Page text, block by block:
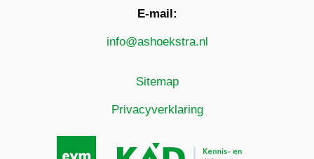
E-mail:
info@ashoekstra.nl
Sitemap
Privacyverklaring